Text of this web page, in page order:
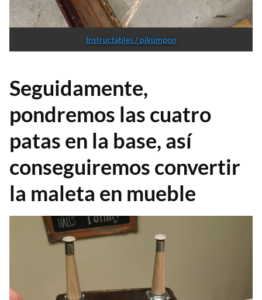
Instructables / pjkumpon
Seguidamente,
pondremos las cuatro
patas en la base, así
conseguiremos convertir
la maleta en mueble